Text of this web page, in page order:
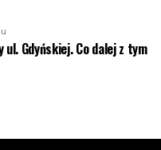
ul. Gdyńskiej. Co dalej z tym